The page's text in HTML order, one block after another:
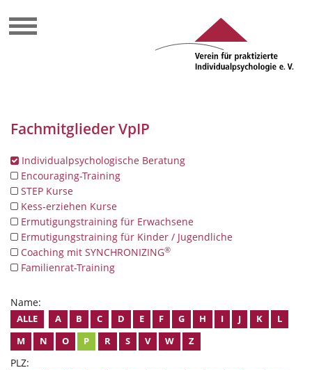
Fachmitglieder VpIP
Individualpsychologische Beratung
Encouraging-Training
STEP Kurse
Kess-erziehen Kurse
Ermutigungstraining für Erwachsene
Ermutigungstraining für Kinder / Jugendliche
Coaching mit SYNCHRONIZING®
Familienrat-Training
Name:
ALLE A B C D E F G H I J K
L
M
N O P R S V W Z
PLZ: